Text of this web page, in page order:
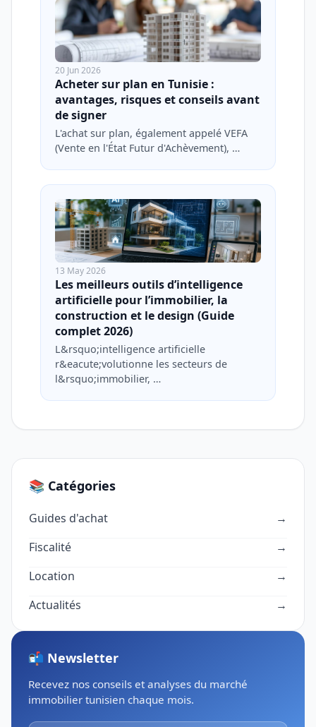
20 Jun 2026
Acheter sur plan en Tunisie :
avantages, risques et conseils avant
de signer
L'achat sur plan, également appelé VEFA
(Vente en l'État Futur d'Achèvement), …
13 May 2026
Les meilleurs outils d’intelligence
artificielle pour l’immobilier, la
construction et le design (Guide
complet 2026)
L&rsquo;intelligence artificielle
r&eacute;volutionne les secteurs de
l&rsquo;immobilier, …
📚 Catégories
Guides d'achat
→
Fiscalité
→
Location
→
Actualités
→
📬 Newsletter
Recevez nos conseils et analyses du marché
immobilier tunisien chaque mois.